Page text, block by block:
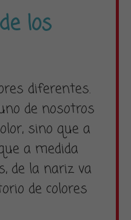
los
diferentes.
de nosotros
sino que a
a medida
de la nariz va
de colores